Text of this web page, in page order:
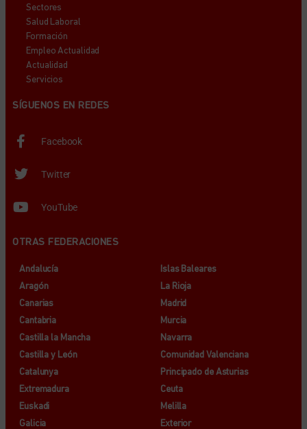
Sectores
Salud Laboral
Formación
Empleo Actualidad
Actualidad
Servicios
SÍGUENOS EN REDES
Facebook
Twitter
YouTube
OTRAS FEDERACIONES
Andalucía
Aragón
Canarias
Cantabria
Castilla la Mancha
Castilla y León
Catalunya
Extremadura
Euskadi
Galicia
Islas Baleares
La Rioja
Madrid
Murcia
Navarra
Comunidad Valenciana
Principado de Asturias
Ceuta
Melilla
Exterior